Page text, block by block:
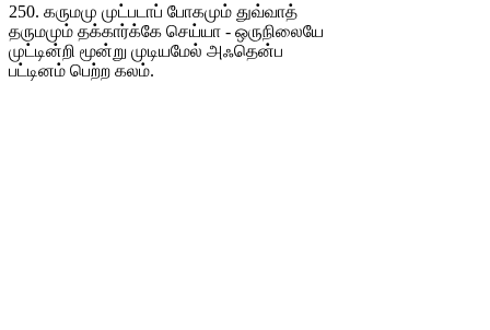
250. கருமமு முட்படாப் போகமும் துவ்வாத்
தருமமும் தக்கார்க்கே செய்யா - ஒருநிலையே
முட்டின்றி மூன்று முடியமேல் அஃதென்ப
பட்டினம் பெற்ற கலம்.